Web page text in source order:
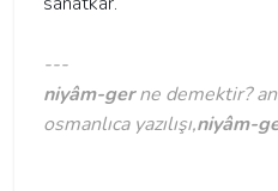
---
niyâm-gerne demektir?
osmanlıca yazılışı,niyâm-